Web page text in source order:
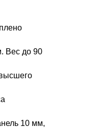
Вес до 90
10 мм,